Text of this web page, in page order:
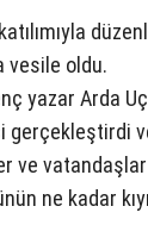
vesile oldu.
yazar Arda
vatandaşlar
ne kadar